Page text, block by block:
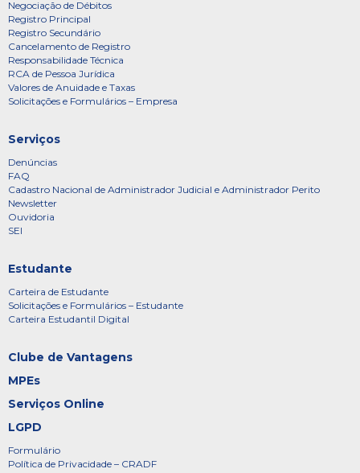
Negociação de Débitos
Registro Principal
Registro Secundário
Cancelamento de Registro
Responsabilidade Técnica
RCA de Pessoa Jurídica
Valores de Anuidade e Taxas
Solicitações e Formulários – Empresa
Serviços
Denúncias
FAQ
Cadastro Nacional de Administrador Judicial e Administrador Perito
Newsletter
Ouvidoria
SEI
Estudante
Carteira de Estudante
Solicitações e Formulários – Estudante
Carteira Estudantil Digital
Clube de Vantagens
MPEs
Serviços Online
LGPD
Formulário
Política de Privacidade – CRADF